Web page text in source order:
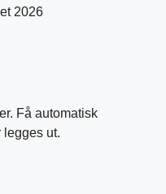
2026
Få automatisk
legges ut.